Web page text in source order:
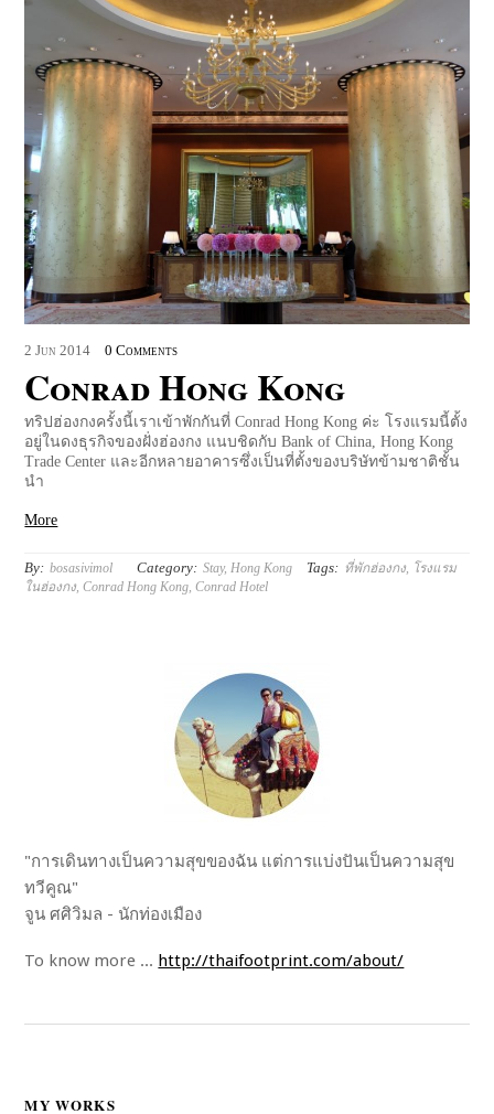
2 Jun 2014 0 Comments
Conrad Hong Kong
ทริปฮ่องกงครั้งนี้เราเข้าพักกันที่ Conrad Hong Kong ค่ะ โรงแรมนี้ตั้ง
อยู่ในดงธุรกิจของฝั่งฮ่องกง แนบชิดกับ Bank of China, Hong Kong
Trade Center และอีกหลายอาคารซึ่งเป็นที่ตั้งของบริษัทข้ามชาติชั้น
นำ
More
By: bosasivimol Category: Stay,Hong Kong Tags: ที่พักฮ่องกง, โรงแรม
ในฮ่องกง,Conrad Hong Kong,Conrad Hotel
"การเดินทางเป็นความสุขของฉัน แต่การแบ่งปันเป็นความสุข
ทวีคูณ"
จูน ศศิวิมล - นักท่องเมือง
To know more ... http://thaifootprint.com/about/
MY WORKS